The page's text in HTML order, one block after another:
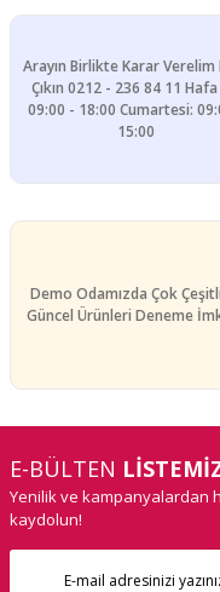
Arayın Birlikte Karar Verelim
Çıkın 0212 - 236 84 11
09:00 - 18:00 Cumartesi:
15:00
Demo Odamızda Çok
Güncel Ürünleri Deneme
E-BÜLTEN
Yenilik ve kampanyalardan
kaydolun!